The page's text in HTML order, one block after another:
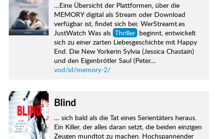
…Eine Übersicht der Plattformen, über die
MEMORY digital als Stream oder Download
verfügbar ist, findet sich bei: WerStreamt.es
JustWatch Was als Thriller beginnt, entwickelt
sich zu einer zarten Liebesgeschichte mit Happy
End. Die New Yorkerin Sylvia (Jessica Chastain)
und den Eigenbrötler Saul (Peter…
vod/id/memory-2/
Blind
… sich bald als die Tat eines Serientäters heraus.
Ein Killer, der alles daran setzt, die beiden einzigen
Zeugen mundtot zu machen. Hochspannender